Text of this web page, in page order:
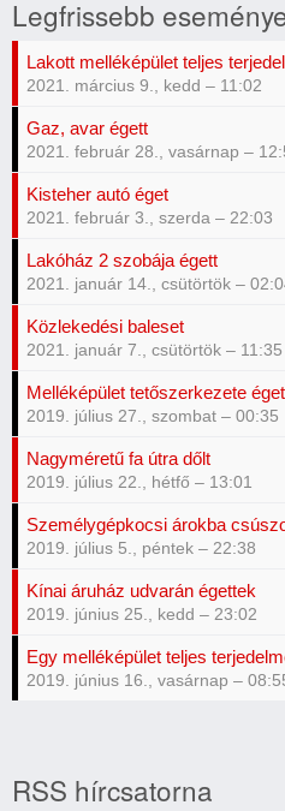
Legfrissebb
Lakott melléképület teljes
2021. március 9., kedd – 11:02
Gaz, avar égett
2021. február 28., vasárnap –
Kisteher autó éget
2021. február 3., szerda – 22:03
Lakóház 2 szobája égett
2021. január 14., csütörtök –
Közlekedési baleset
2021. január 7., csütörtök – 11:35
Melléképület tetőszerkezete
2019. július 27., szombat – 00:35
Nagyméretű fa útra dőlt
2019. július 22., hétfő – 13:01
Személygépkocsi árokba
2019. július 5., péntek – 22:38
Kínai áruház udvarán égettek
2019. június 25., kedd – 23:02
Egy melléképület teljes
2019. június 16., vasárnap –
RSS hírcsatorna